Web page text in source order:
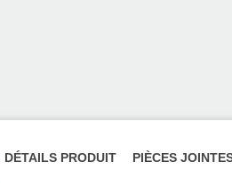
DÉTAILS PRODUIT PIÈCES